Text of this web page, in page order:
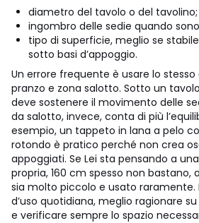
diametro del tavolo o del tavolino;
ingombro delle sedie quando
tipo di superficie, meglio se
sotto basi d’appoggio.
Un errore frequente è usare lo
pranzo e zona salotto. Sotto un
deve sostenere il movimento delle
da salotto, invece, conta di più
esempio, un tappeto in lana a pelo
rotondo è pratico perché non crea
appoggiati. Se Lei sta pensando a
propria, 160 cm spesso non bastano,
sia molto piccolo e usato
d’uso quotidiana, meglio ragionare
e verificare sempre lo spazio